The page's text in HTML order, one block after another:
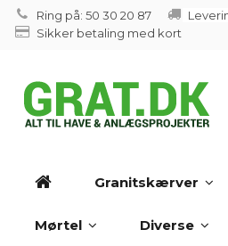
Ring på: 50 30 20 87
Sikker betaling med kort
Granitskærver
Mørtel Diverse